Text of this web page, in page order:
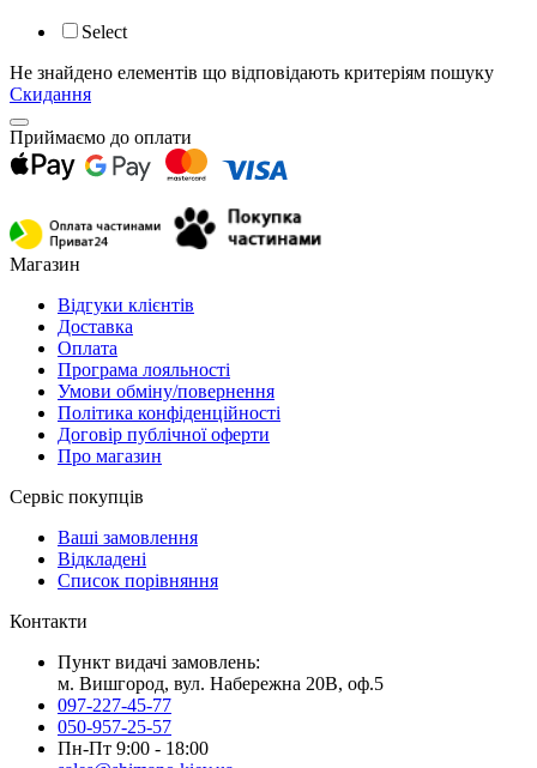
Select
Не знайдено елементів що відповідають критеріям пошуку
Скидання
Приймаємо до оплати
Магазин
Відгуки клієнтів
Доставка
Оплата
Програма лояльності
Умови обміну/повернення
Політика конфіденційності
Договір публічної оферти
Про магазин
Сервіс покупців
Ваші замовлення
Відкладені
Список порівняння
Контакти
Пункт видачі замовлень:
м. Вишгород, вул. Набережна 20В, оф.5
097-227-45-77
050-957-25-57
Пн-Пт 9:00 - 18:00